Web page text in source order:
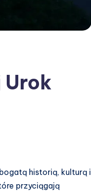
Urok
historią, kulturą i
przyciągają